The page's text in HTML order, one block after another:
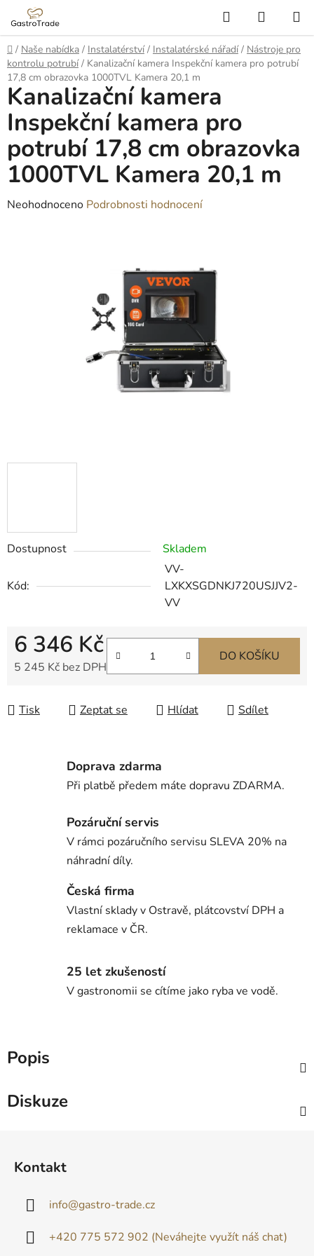
obsah
Hledat
KOŠÍK
Domů
/ Naše nabídka / Instalatérství / Instalatérské nářadí / Nástroje pro
kontrolu potrubí / Kanalizační kamera Inspekční kamera pro potrubí
17,8 cm obrazovka 1000TVL Kamera 20,1 m
Dostupnost Skladem
Kód:
VV-
LXKXSGDNKJ720USJJV2-
VV
6 346 Kč
5 245 Kč bez DPH
DO KOŠÍKU
Tisk Zeptat se Hlídat Sdílet
Kanalizační kamera
Inspekční kamera pro
potrubí 17,8 cm obrazovka
1000TVL Kamera 20,1 m
Průměrné
Neohodnoceno Podrobnosti hodnocení
Doprava zdarma
Při platbě předem máte dopravu ZDARMA.
Pozáruční servis
V rámci pozáručního servisu SLEVA 20% na
náhradní díly.
Česká firma
Vlastní sklady v Ostravě, plátcovství DPH a
reklamace v ČR.
25 let zkušeností
V gastronomii se cítíme jako ryba ve vodě.
Popis
Diskuze
Kontakt
info@gastro-trade.cz
+420 775 572 902 (Neváhejte využít náš chat)